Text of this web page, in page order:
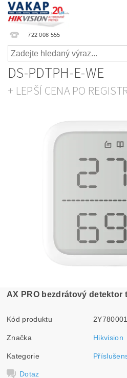
722 008 555
DS-PDTPH-E-WE
+ LEPŠÍ CENA PO
AX PRO bezdrátový detektor
Kód produktu
Značka Hikvision
Kategorie
Dotaz